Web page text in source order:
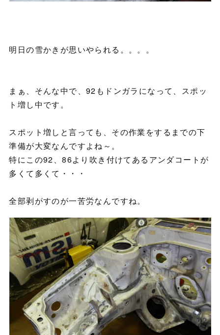
明日の雪かきが思いやられる。。。。
まぁ、そんな中で、92もドンガラになって、スポッ
ト増し中です。
スポット増しと言っても、その作業をするまでの下
準備が大変なんですよね～。
特にこの92、86より吹き付けてあるアンダコートが
多くて多くて・・・
全部剥がすのが一苦労なんですね。